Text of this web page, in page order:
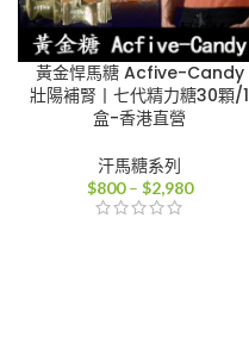
黃金悍馬糖 Acfive-Candy
壯陽補腎丨七代精力糖30顆/1
盒-香港直營
汗馬糖系列
$800 – $2,980價